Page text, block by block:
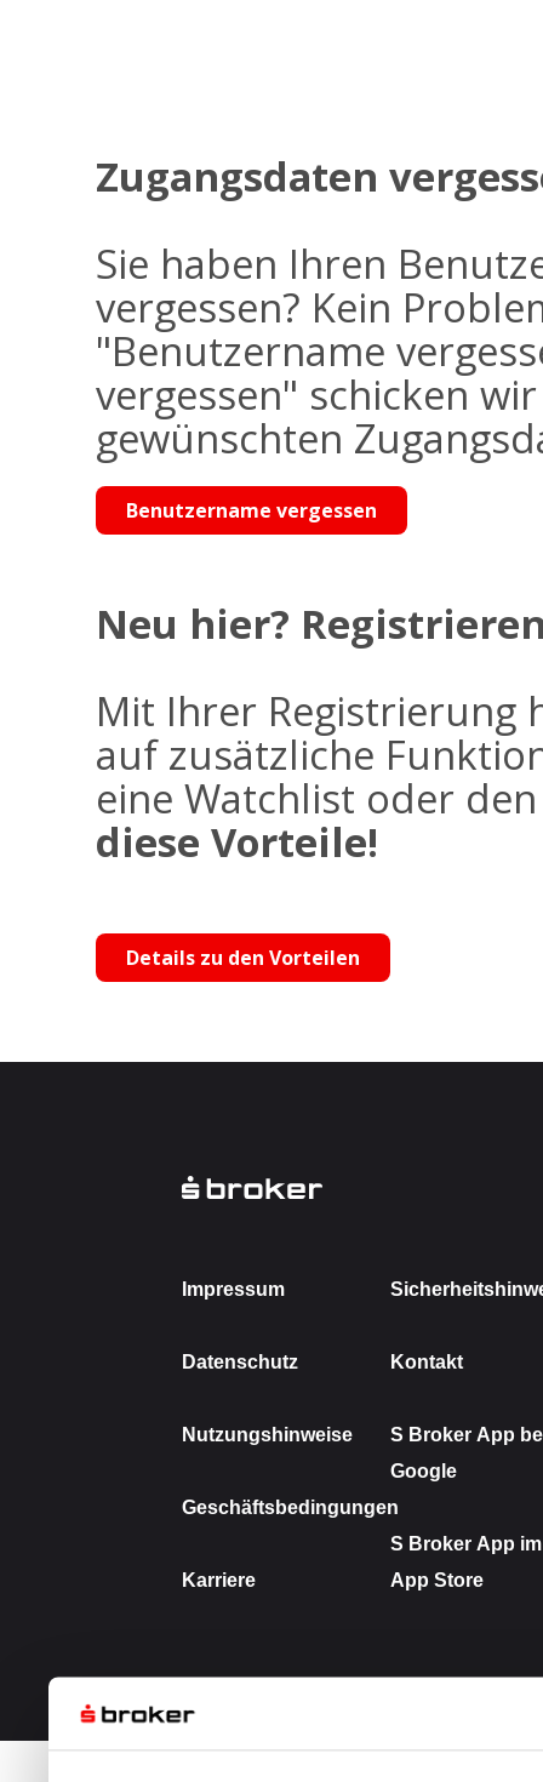
Zugangsdaten
Sie haben Ihren
vergessen? Kein
"Benutzername
vergessen" schicken
gewünschten
Benutzername vergessen
Neu hier?
Mit Ihrer Registrierung
auf zusätzliche
eine Watchlist oder
diese Vorteile!
Details zu den Vorteilen